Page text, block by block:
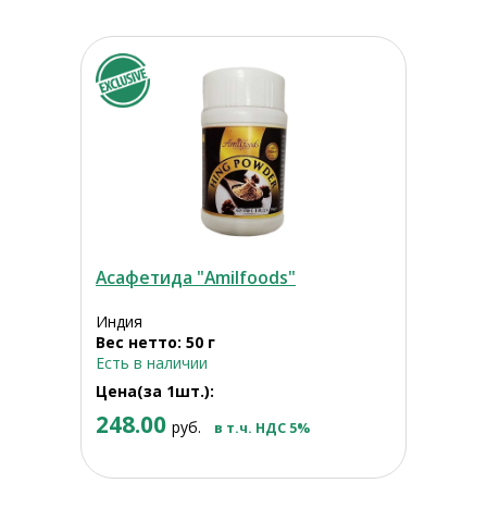
Асафетида "Amilfoods"
Индия
Вес нетто: 50 г
Есть в наличии
Цена(за 1шт.):
248.00 руб. в т.ч. НДС 5%